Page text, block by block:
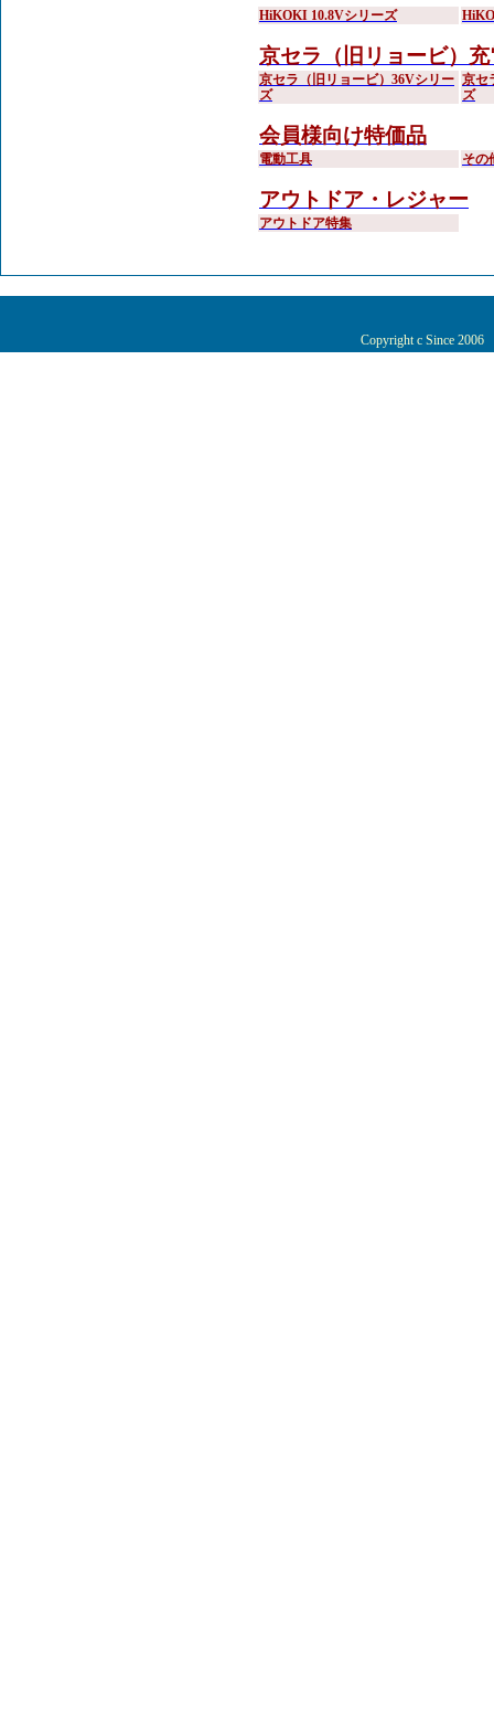
HiKOKI 10.8Vシリーズ
京セラ（旧リョービ）
京セラ（旧リョービ）36Vシリー
ズ
京セ
ズ
会員様向け特価品
電動工具 その
アウトドア・レジャー
アウトドア特集
Copyright c Since